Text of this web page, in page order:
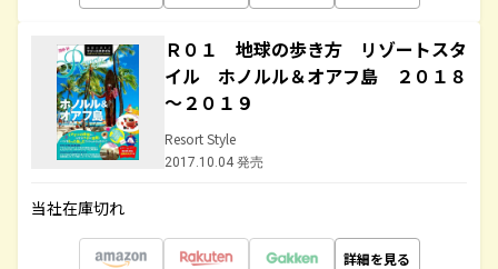
Ｒ０１ 地球の歩き方 リゾートスタ
イル ホノルル＆オアフ島 ２０１８
～２０１９
Resort Style
2017.10.04 発売
当社在庫切れ
詳細を見る